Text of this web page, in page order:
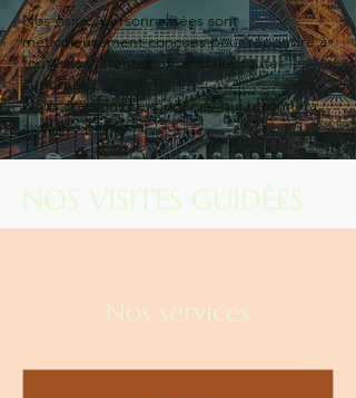
Nos visites personnalisées sont
méticuleusement conçues pour répondre à
toutes les attentes et satisfaire toutes les
curiosités.
Nous créerons l'expérience qui résonnera
avec vos passions.
NOS VISITES GUIDÉES
Nos services